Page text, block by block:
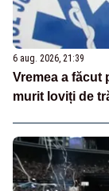
6 aug. 2026, 21:39
Vremea a făcut
murit loviți de